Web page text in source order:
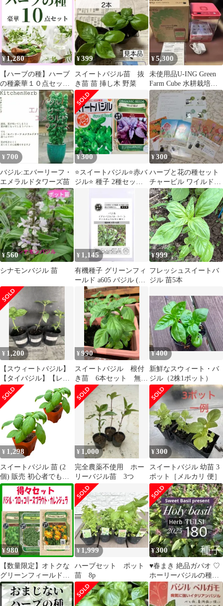
ブ 3種類
¥1,280
【ハーブの種】ハーブ
の種豪華１０点セット
～ご希望のハーブに組
み換えも出来ます！～
¥399
スイートバジル苗 抜
き苗 苗 挿し木 野菜
¥5,300
未使用品U-ING Green
Farm Cube 水耕栽培器
UH-CB01G
¥ 700
バジル:エバーリーフ・
エメラルドタワーズ苗
¥300
⭐️スイートバジル⭐️赤バ
ジル⭐️ 種子 2種セット⭐️
¥300
ハーブと花の種セット
チャービル ワイルドス
トロベリー他
¥560
シナモンバジル 苗
¥ 1,145
有機種子 グリーンフィ
ールド a605 バジル (タ
イバジル) / ホーラパー
0.4g 固定種 たね
¥999
フレッシュスイートバ
ジル 苗5本
¥ 1,200
【スウィートバジル】
【タイバジル】【レモ
ンバジル】の苗各1つず
つポットのまま発送
¥990
スイートバジル 根付
き苗 6本セット 無農
薬栽培
¥400
新鮮なスウィート・バ
ジル（2株1ポット）
¥ 1,298
スイートバジル 苗 (2
個) 販売 初心者でも育
てやすい プランター ベ
ランダ栽培 食用 室内
ハーブ 苗 家庭菜園 農
場直送 9cm
¥ 1,000
完全農薬不使用 ホー
リーバジル苗 3つ
¥300
スイートバジル 幼苗 3
ポット［メルカリ 便］
¥980
【数量限定】オトクな
グリーンフィールドプ
ロジェクト種3点セット
¥1,999
ハーブセット ポット
苗 8p
¥300
♥︎春まき 絶品ガパオ ♡
ホーリーバジルの種
トゥルシー 180粒以上
ꕤおまけ種付